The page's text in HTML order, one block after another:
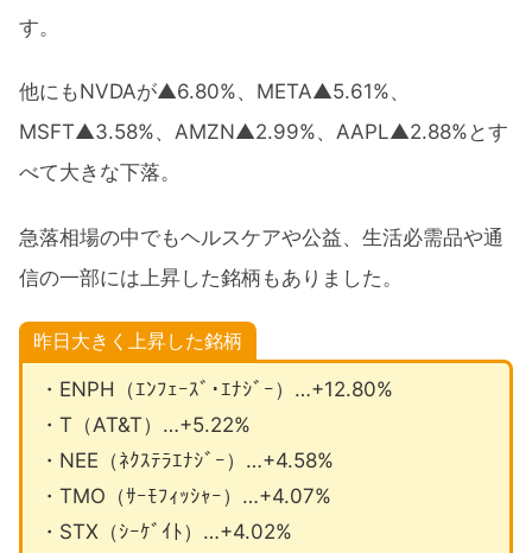
す。
他にもNVDAが▲6.80%、META▲5.61%、
MSFT▲3.58%、AMZN▲2.99%、AAPL▲2.88%とす
べて大きな下落。
急落相場の中でもヘルスケアや公益、生活必需品や通
信の一部には上昇した銘柄もありました。
昨日大きく上昇した銘柄
・ENPH（ｴﾝﾌｪｰｽﾞ･ｴﾅｼﾞｰ）…+12.80%
・T（AT&T）…+5.22%
・NEE（ﾈｸｽﾃﾗｴﾅｼﾞｰ）…+4.58%
・TMO（ｻｰﾓﾌｨｯｼｬｰ）…+4.07%
・STX（ｼｰｹﾞｲﾄ）…+4.02%